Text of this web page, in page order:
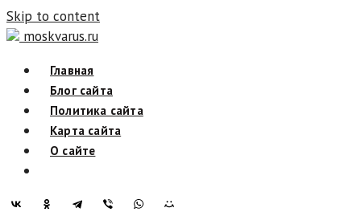
Skip to content
moskvarus.ru
Главная
Блог сайта
Политика сайта
Карта сайта
О сайте